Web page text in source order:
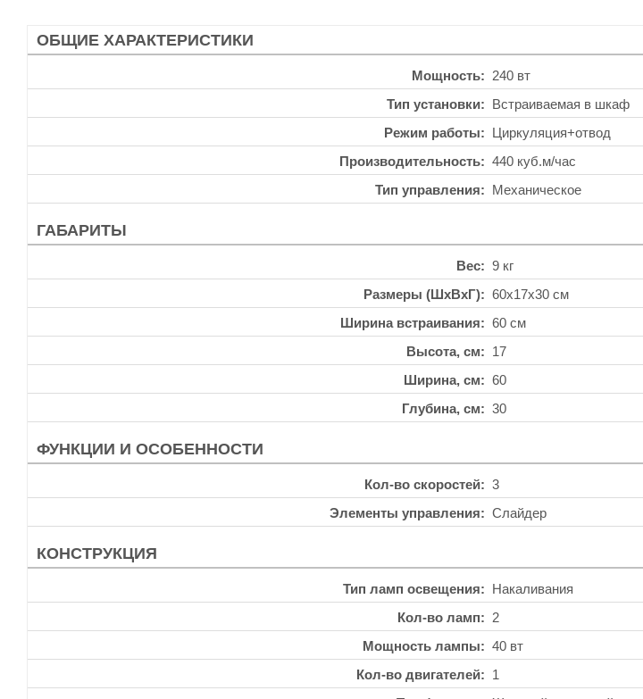
ОБЩИЕ ХАРАКТЕРИСТИКИ
Мощность
240 вт
Тип установки
Встраиваемая в шкаф
Режим работы
Циркуляция+отвод
Производительность
440 куб.м/час
Тип управления
Механическое
ГАБАРИТЫ
Вес
9 кг
Размеры (ШхВхГ)
60x17x30 см
Ширина встраивания
60 см
Высота, см
17
Ширина, см
60
Глубина, см
30
ФУНКЦИИ И ОСОБЕННОСТИ
Кол-во скоростей
3
Элементы управления
Слайдер
КОНСТРУКЦИЯ
Тип ламп освещения
Накаливания
Кол-во ламп
2
Мощность лампы
40 вт
Кол-во двигателей
1